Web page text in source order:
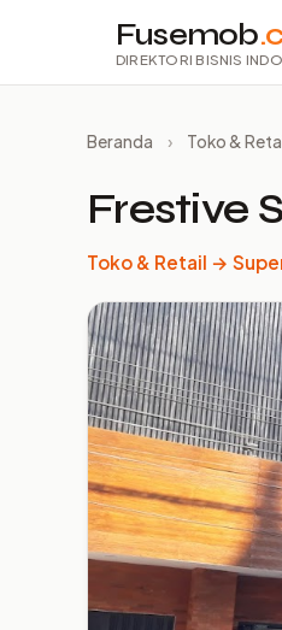
Fusemob
DIREKTORI BISNIS
Beranda › Toko &
Frestive
Toko & Retail →